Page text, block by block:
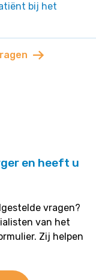
bij het
en heeft u
vragen?
van het
Zij helpen